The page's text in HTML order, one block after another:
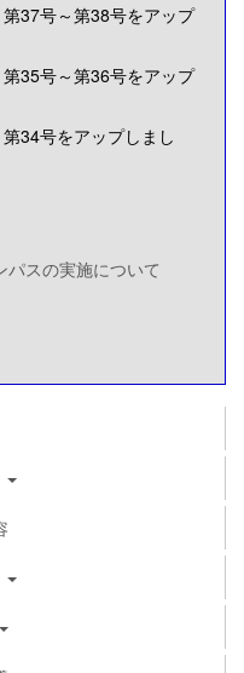
37号～第38号をアップ
35号～第36号をアップ
34号をアップしまし
スの実施について